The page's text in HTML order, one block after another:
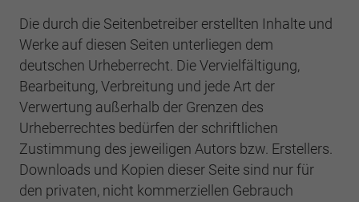
Die durch die Seitenbetreiber erstellten Inhalte und
Werke auf diesen Seiten unterliegen dem
deutschen Urheberrecht. Die Vervielfältigung,
Bearbeitung, Verbreitung und jede Art der
Verwertung außerhalb der Grenzen des
Urheberrechtes bedürfen der schriftlichen
Zustimmung des jeweiligen Autors bzw. Erstellers.
Downloads und Kopien dieser Seite sind nur für
den privaten, nicht kommerziellen Gebrauch